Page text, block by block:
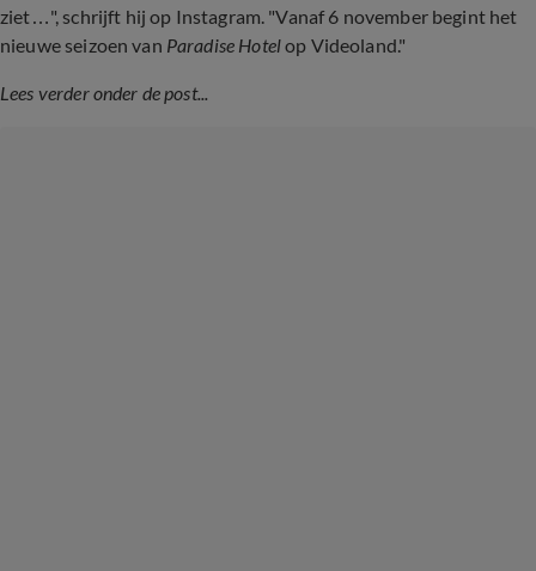
ziet…", schrijft hij op Instagram. "Vanaf 6 november begint het
nieuwe seizoen van Paradise Hotelop Videoland."
Lees verder onder de post...